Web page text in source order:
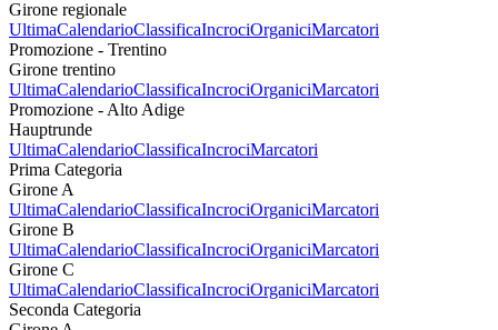
Girone regionale
UltimaCalendarioClassificaIncrociOrganiciMarcatori
Promozione - Trentino
Girone trentino
UltimaCalendarioClassificaIncrociOrganiciMarcatori
Promozione - Alto Adige
Hauptrunde
UltimaCalendarioClassificaIncrociMarcatori
Prima Categoria
Girone A
UltimaCalendarioClassificaIncrociOrganiciMarcatori
Girone B
UltimaCalendarioClassificaIncrociOrganiciMarcatori
Girone C
UltimaCalendarioClassificaIncrociOrganiciMarcatori
Seconda Categoria